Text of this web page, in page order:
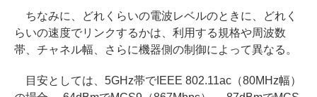
ちなみに、どれくらいの電波レベルのときに、どれく
らいの速度でリンクするかは、利用する規格や周波数
帯、チャネル幅、さらに機器側の制御によって異なる。
目安としては、5GHz帯でIEEE 802.11ac（80MHz幅）